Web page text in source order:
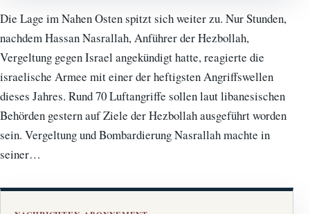
Die Lage im Nahen Osten spitzt sich weiter zu. Nur Stunden,
nachdem Hassan Nasrallah, Anführer der Hezbollah,
Vergeltung gegen Israel angekündigt hatte, reagierte die
israelische Armee mit einer der heftigsten Angriffswellen
dieses Jahres. Rund 70 Luftangriffe sollen laut libanesischen
Behörden gestern auf Ziele der Hezbollah ausgeführt worden
sein. Vergeltung und Bombardierung Nasrallah machte in
seiner…